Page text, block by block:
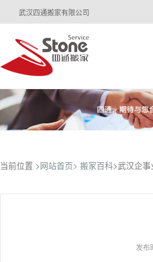
武汉四通搬家有限公司
当前位置 >网站首页> 搬家百科>武汉企事
发布